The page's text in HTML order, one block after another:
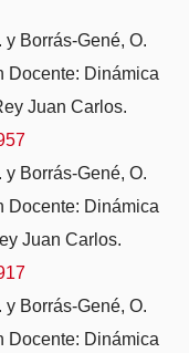
y Borrás-Gené, O.
Docente: Dinámica
Juan Carlos.
y Borrás-Gené, O.
Docente: Dinámica
Juan Carlos.
y Borrás-Gené, O.
Docente: Dinámica